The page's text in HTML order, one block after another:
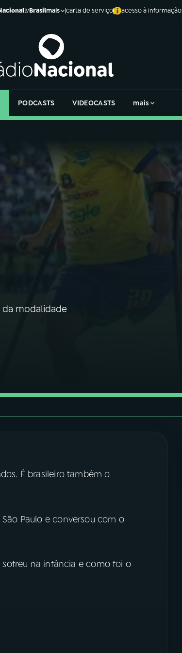
tvBrasilmais carta de serviço acesso à informação
PODCASTS VIDEOCASTS mais
modalidade
É brasileiro também o
Paulo e conversou com o
sofreu na infância e como foi o